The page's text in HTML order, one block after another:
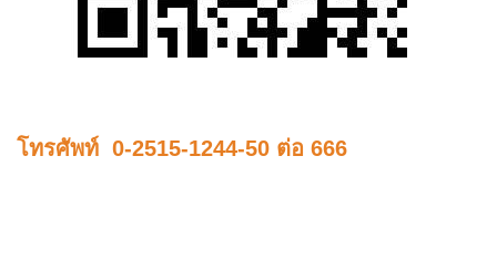
โทรศัพท์ 0-2515-1244-50 ต่อ 666